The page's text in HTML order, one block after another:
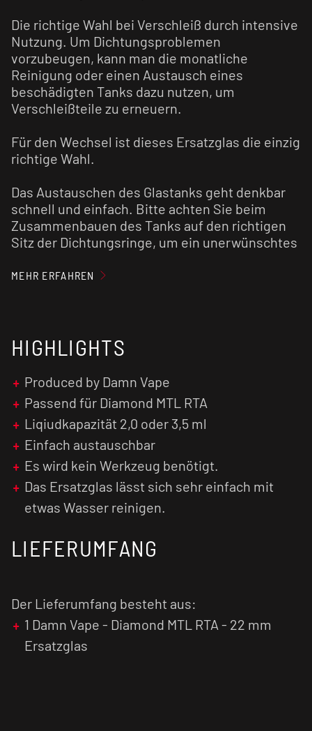
Die richtige Wahl bei Verschleiß durch intensive
Nutzung. Um Dichtungsproblemen
vorzubeugen, kann man die monatliche
Reinigung oder einen Austausch eines
beschädigten Tanks dazu nutzen, um
Verschleißteile zu erneuern.
Für den Wechsel ist dieses Ersatzglas die einzig
richtige Wahl.
Das Austauschen des Glastanks geht denkbar
schnell und einfach. Bitte achten Sie beim
Zusammenbauen des Tanks auf den richtigen
Sitz der Dichtungsringe, um ein unerwünschtes
MEHR ERFAHREN
HIGHLIGHTS
Produced by Damn Vape
Passend für Diamond MTL RTA
Liqiudkapazität 2,0 oder 3,5 ml
Einfach austauschbar
Es wird kein Werkzeug benötigt.
Das Ersatzglas lässt sich sehr einfach mit
etwas Wasser reinigen.
LIEFERUMFANG
Der Lieferumfang besteht aus:
1 Damn Vape - Diamond MTL RTA - 22 mm
Ersatzglas